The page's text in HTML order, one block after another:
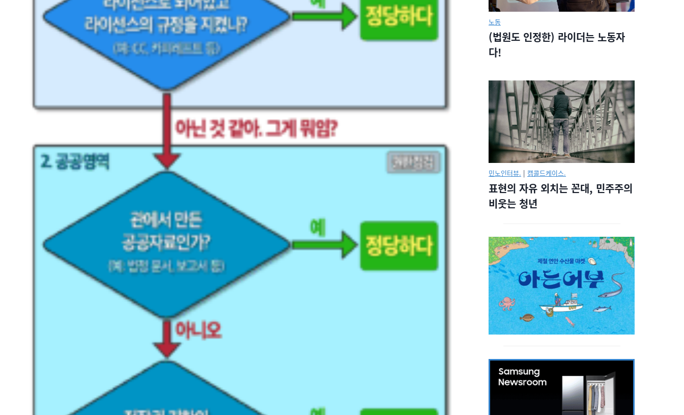
노동
(법원도 인정한) 라이더는 노동자
다!
민노인터뷰. | 캡콜드케이스.
표현의 자유 외치는 꼰대, 민주주의
비웃는 청년